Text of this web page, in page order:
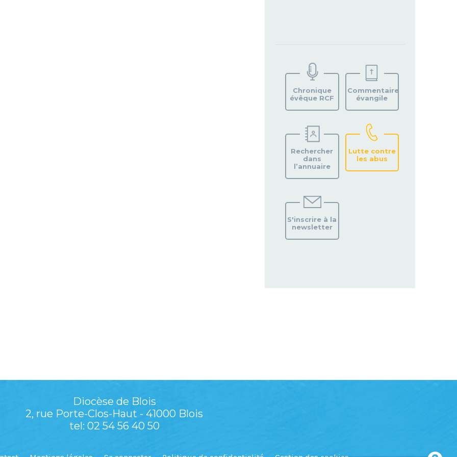
VOTRE
PAROISSE
Chronique
évêque RCF
Commentaire
évangile
Rechercher
dans
l’annuaire
Lutte contre
les abus
S'inscrire à la
newsletter
Diocèse de Blois
2, rue Porte-Clos-Haut - 41000 Blois
tel: 02 54 56 40 50